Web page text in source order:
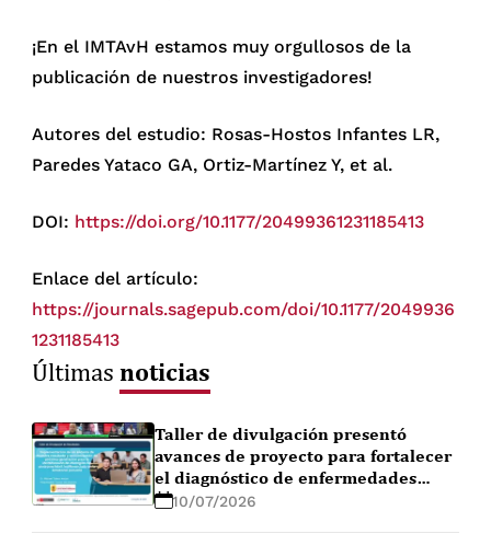
¡En el IMTAvH estamos muy orgullosos de la
publicación de nuestros investigadores!
Autores del estudio: Rosas-Hostos Infantes LR,
Paredes Yataco GA, Ortiz-Martínez Y, et al.
DOI: https://doi.org/10.1177/20499361231185413
Enlace del artículo:
https://journals.sagepub.com/doi/10.1177/2049936
1231185413
Últimasnoticias
Taller de divulgación presentó
avances de proyecto para fortalecer
el diagnóstico de enfermedades
febriles en la Amazonía peruana
10/07/2026